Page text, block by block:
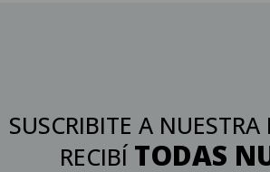
SUSCRIBITE A NUESTRA
RECIBÍ TODAS